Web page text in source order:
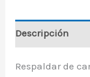
Descripción
Respaldar de